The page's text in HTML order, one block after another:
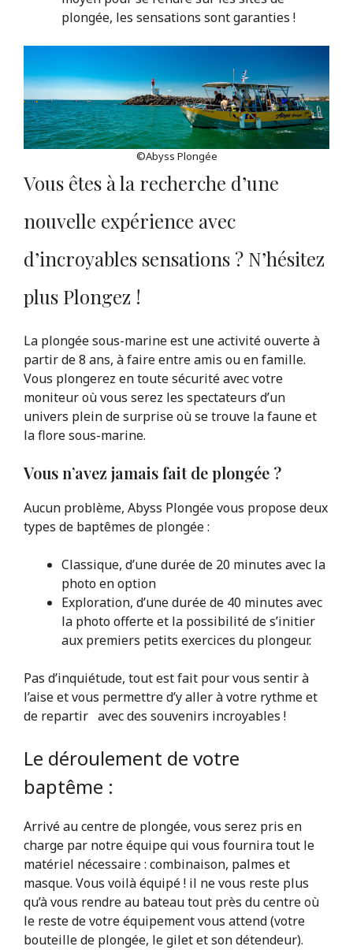
plongée, les sensations sont garanties !
©Abyss Plongée
Vous êtes à la recherche d’une
nouvelle expérience avec
d’incroyables sensations ? N’hésitez
plus Plongez !
La plongée sous-marine est une activité ouverte à
partir de 8 ans, à faire entre amis ou en famille.
Vous plongerez en toute sécurité avec votre
moniteur où vous serez les spectateurs d’un
univers plein de surprise où se trouve la faune et
la flore sous-marine.
Vous n’avez jamais fait de plongée ?
Aucun problème, Abyss Plongée vous propose deux
types de baptêmes de plongée :
Classique, d’une durée de 20 minutes avec la
photo en option
Exploration, d’une durée de 40 minutes avec
la photo offerte et la possibilité de s’initier
aux premiers petits exercices du plongeur.
Pas d’inquiétude, tout est fait pour vous sentir à
l’aise et vous permettre d’y aller à votre rythme et
de repartir avec des souvenirs incroyables !
Le déroulement de votre
baptême :
Arrivé au centre de plongée, vous serez pris en
charge par notre équipe qui vous fournira tout le
matériel nécessaire : combinaison, palmes et
masque. Vous voilà équipé ! il ne vous reste plus
qu’à vous rendre au bateau tout près du centre où
le reste de votre équipement vous attend (votre
bouteille de plongée, le gilet et son détendeur).